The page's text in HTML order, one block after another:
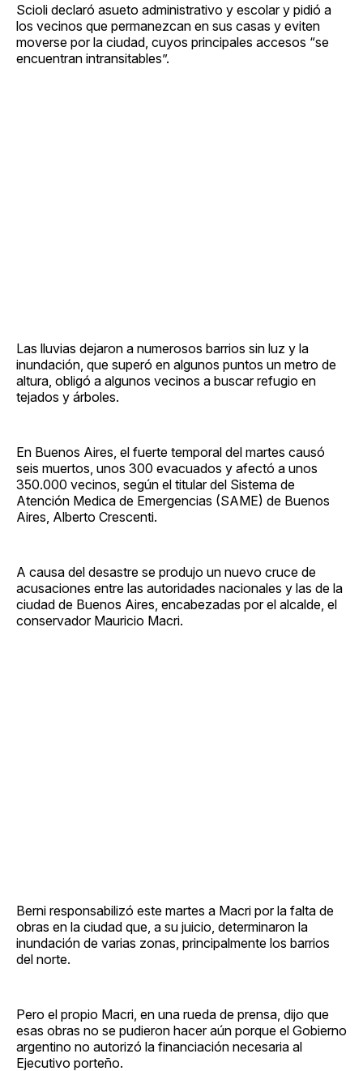
Scioli declaró asueto administrativo y escolar y pidió a
los vecinos que permanezcan en sus casas y eviten
moverse por la ciudad, cuyos principales accesos “se
encuentran intransitables”.
Las lluvias dejaron a numerosos barrios sin luz y la
inundación, que superó en algunos puntos un metro de
altura, obligó a algunos vecinos a buscar refugio en
tejados y árboles.
En Buenos Aires, el fuerte temporal del martes causó
seis muertos, unos 300 evacuados y afectó a unos
350.000 vecinos, según el titular del Sistema de
Atención Medica de Emergencias (SAME) de Buenos
Aires, Alberto Crescenti.
A causa del desastre se produjo un nuevo cruce de
acusaciones entre las autoridades nacionales y las de la
ciudad de Buenos Aires, encabezadas por el alcalde, el
conservador Mauricio Macri.
Berni responsabilizó este martes a Macri por la falta de
obras en la ciudad que, a su juicio, determinaron la
inundación de varias zonas, principalmente los barrios
del norte.
Pero el propio Macri, en una rueda de prensa, dijo que
esas obras no se pudieron hacer aún porque el Gobierno
argentino no autorizó la financiación necesaria al
Ejecutivo porteño.